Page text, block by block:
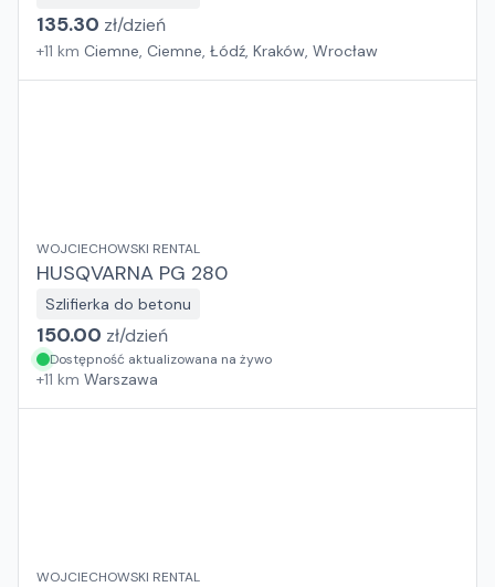
135.30 zł/dzień
+11 km Ciemne, Ciemne, Łódź, Kraków, Wrocław
WOJCIECHOWSKI RENTAL
HUSQVARNA PG 280
Szlifierka do betonu
150.00 zł/dzień
Dostępność aktualizowana na żywo
+11 km Warszawa
WOJCIECHOWSKI RENTAL